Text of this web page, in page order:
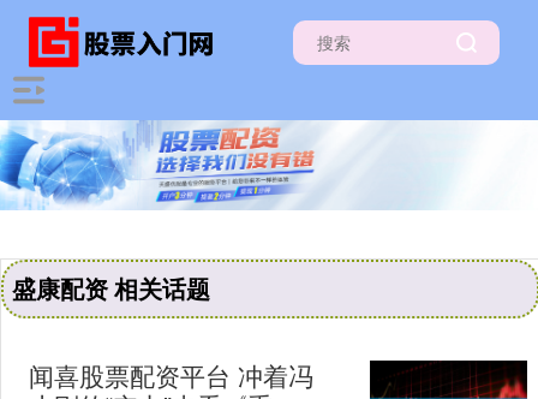
盛康配资 相关话题
闻喜股票配资平台 冲着冯